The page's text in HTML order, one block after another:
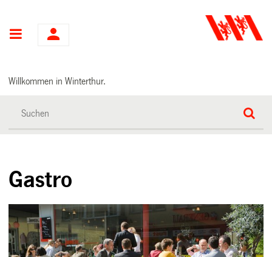
Hauptnavigation
Willkommen in Winterthur.
Gastro